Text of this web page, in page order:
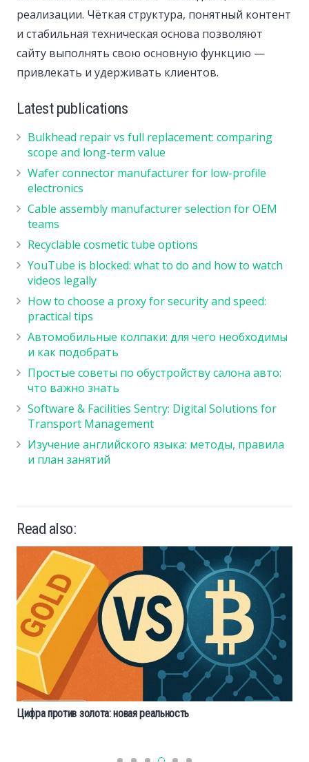
реализации. Чёткая структура, понятный контент
и стабильная техническая основа позволяют
сайту выполнять свою основную функцию —
привлекать и удерживать клиентов.
Latest publications
Bulkhead repair vs full replacement: comparing
scope and long-term value
Wafer connector manufacturer for low-profile
electronics
Cable assembly manufacturer selection for OEM
teams
Recyclable cosmetic tube options
YouTube is blocked: what to do and how to watch
videos legally
How to choose a proxy for security and speed:
practical tips
Автомобильные колпаки: для чего необходимы
и как подобрать
Простые советы по обустройству салона авто:
что важно знать
Software & Facilities Sentry: Digital Solutions for
Transport Management
Изучение английского языка: методы, правила
и план занятий
Read also:
Цифра против золота: новая реальность